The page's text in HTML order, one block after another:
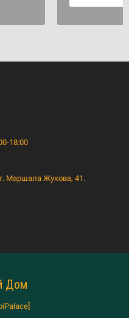
18:00
Маршала Жукова, 41.
Дом